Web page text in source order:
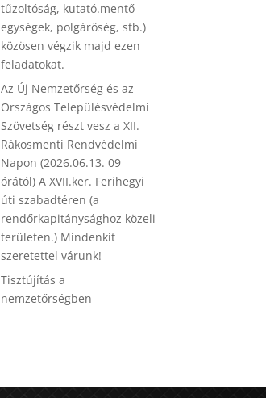
tűzoltóság, kutató.mentő
egységek, polgárőség, stb.)
közösen végzik majd ezen
feladatokat.
Az Új Nemzetőrség és az
Országos Településvédelmi
Szövetség részt vesz a XII.
Rákosmenti Rendvédelmi
Napon (2026.06.13. 09
órától) A XVII.ker. Ferihegyi
úti szabadtéren (a
rendőrkapitánysághoz közeli
területen.) Mindenkit
szeretettel várunk!
Tisztújítás a
nemzetőrségben